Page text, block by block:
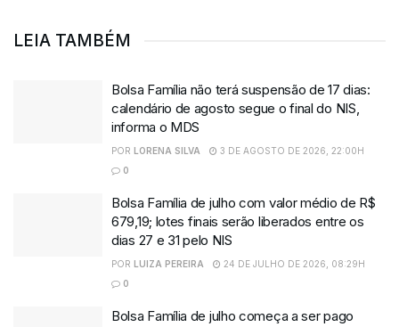
LEIA TAMBÉM
Bolsa Família não terá suspensão de 17 dias:
calendário de agosto segue o final do NIS,
informa o MDS
POR LORENA SILVA
3 DE AGOSTO DE 2026, 22:00H
0
Bolsa Família de julho com valor médio de R$
679,19; lotes finais serão liberados entre os
dias 27 e 31 pelo NIS
POR LUIZA PEREIRA
24 DE JULHO DE 2026, 08:29H
0
Bolsa Família de julho começa a ser pago